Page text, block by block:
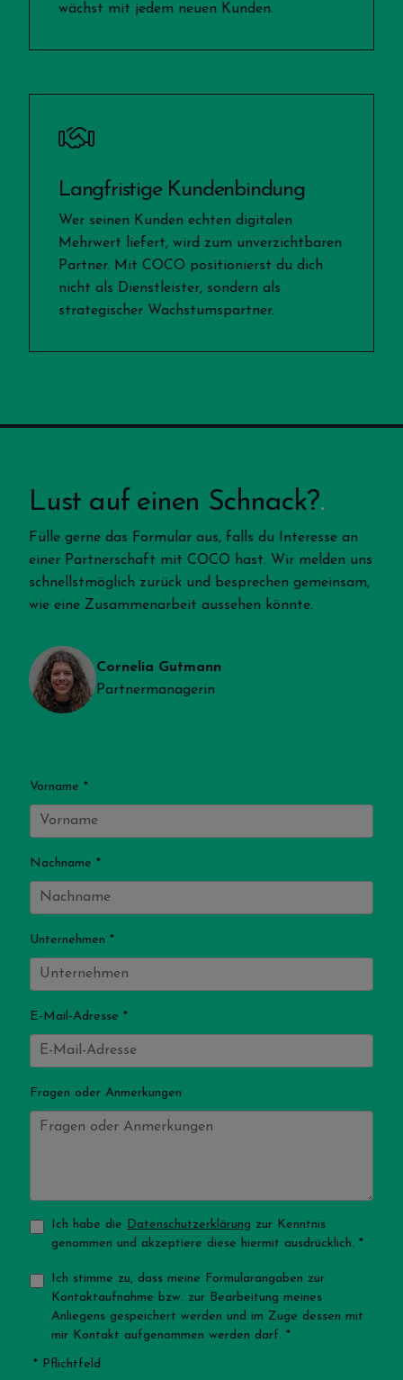
wächst mit jedem neuen Kunden.
Langfristige Kundenbindung
Wer seinen Kunden echten digitalen
Mehrwert liefert, wird zum unverzichtbaren
Partner. Mit COCO positionierst du dich
nicht als Dienstleister, sondern als
strategischer Wachstumspartner.
Lust auf einen Schnack?
Fülle gerne das Formular aus, falls du Interesse an
einer Partnerschaft mit COCO hast. Wir melden uns
schnellstmöglich zurück und besprechen gemeinsam,
wie eine Zusammenarbeit aussehen könnte.
Cornelia Gutmann
Partnermanagerin
Vorname *
Nachname *
Unternehmen *
E-Mail-Adresse *
Fragen oder Anmerkungen
Ich habe die Datenschutzerklärung zur Kenntnis
genommen und akzeptiere diese hiermit ausdrücklich. *
Ich stimme zu, dass meine Formularangaben zur
Kontaktaufnahme bzw. zur Bearbeitung meines
Anliegens gespeichert werden und im Zuge dessen mit
mir Kontakt aufgenommen werden darf. *
* Pflichtfeld